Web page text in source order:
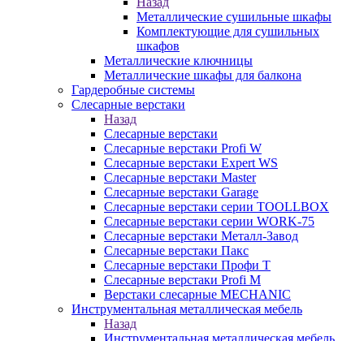
Металлические сушильные шкафы
Комплектующие для сушильных
шкафов
Металлические ключницы
Металлические шкафы для балкона
Гардеробные системы
Слесарные верстаки
Назад
Слесарные верстаки
Слесарные верстаки Profi W
Слесарные верстаки Expert WS
Слесарные верстаки Master
Слесарные верстаки Garage
Слесарные верстаки серии TOOLLBOX
Слесарные верстаки серии WORK-75
Слесарные верстаки Металл-Завод
Слесарные верстаки Пакс
Слесарные верстаки Профи Т
Слесарные верстаки Profi M
Верстаки слесарные MECHANIC
Инструментальная металлическая мебель
Назад
Инструментальная металлическая мебель